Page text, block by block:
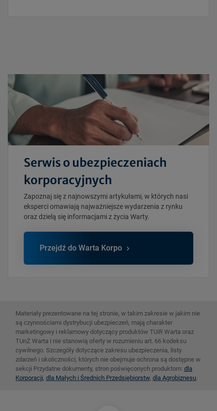
Serwis o ubezpieczeniach
korporacyjnych
Zapoznaj się z najnowszymi artykułami, w których nasi
eksperci omawiają najważniejsze wydarzenia z rynku
oraz dzielą się informacjami z życia Warty.
Przejdź do Warta Korpo
Materiały prezentowane na tej stronie, w takim zakresie w jakim nie
są czynnościami dystrybucji ubezpieczeń, mają charakter
marketingowy i reklamowy dotyczący produktów TUiR Warta oraz
TUnŻ Warta i nie stanowią oferty w rozumieniu art. 66 kodeksu
cywilnego. Szczegóły dotyczące zakresu ubezpieczenia, listy
zdarzeń i okoliczności, których nie obejmuje ochrona są dostępne w
sekcji Przydatne dokumenty, stron poświęconych produktom: dla
Korporacji dla Małych i Średnich Przedsiębiorstw, dla Agrobiznesu